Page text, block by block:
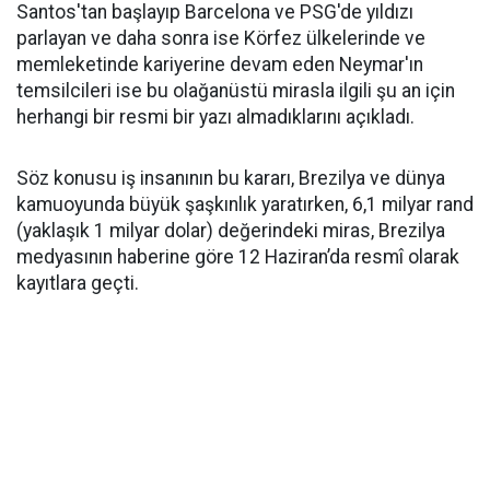
Santos'tan başlayıp Barcelona ve PSG'de yıldızı
parlayan ve daha sonra ise Körfez ülkelerinde ve
memleketinde kariyerine devam eden Neymar'ın
temsilcileri ise bu olağanüstü mirasla ilgili şu an için
herhangi bir resmi bir yazı almadıklarını açıkladı.
Söz konusu iş insanının bu kararı, Brezilya ve dünya
kamuoyunda büyük şaşkınlık yaratırken, 6,1 milyar rand
(yaklaşık 1 milyar dolar) değerindeki miras, Brezilya
medyasının haberine göre 12 Haziran’da resmî olarak
kayıtlara geçti.